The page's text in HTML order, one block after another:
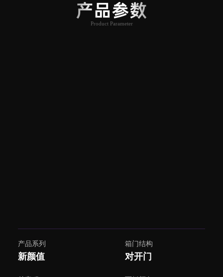
产品参数
Product Parameter
产品系列
新颜值
箱门结构
对开门